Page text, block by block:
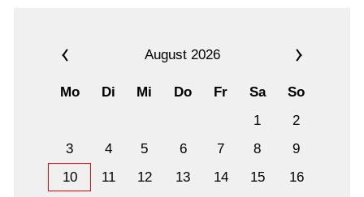
August 2026
Mo Di Mi Do Fr Sa
So
1
2
3
4 5 6 7 8
9
10
11 12 13 14 15
16